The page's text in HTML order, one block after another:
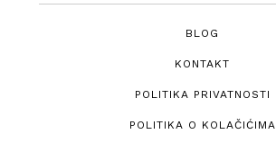
BLOG
KONTAKT
POLITIKA PRIVATNOSTI
POLITIKA O KOLAČIĆIMA